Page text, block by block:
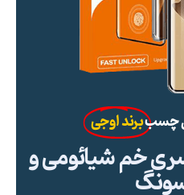
چسببرند اوجی
خم شیائومی و